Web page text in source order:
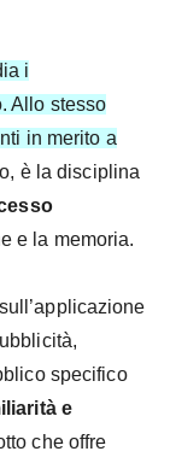
i
Allo stesso
in merito a
è la disciplina
e la memoria.
specifico
e
che offre